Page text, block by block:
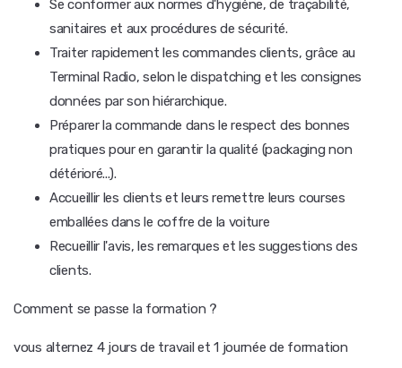
Se conformer aux normes d'hygiène, de traçabilité,
sanitaires et aux procédures de sécurité.
Traiter rapidement les commandes clients, grâce au
Terminal Radio, selon le dispatching et les consignes
données par son hiérarchique.
Préparer la commande dans le respect des bonnes
pratiques pour en garantir la qualité (packaging non
détérioré...).
Accueillir les clients et leurs remettre leurs courses
emballées dans le coffre de la voiture
Recueillir l'avis, les remarques et les suggestions des
clients.
Comment se passe la formation ?
vous alternez 4 jours de travail et 1 journée de formation